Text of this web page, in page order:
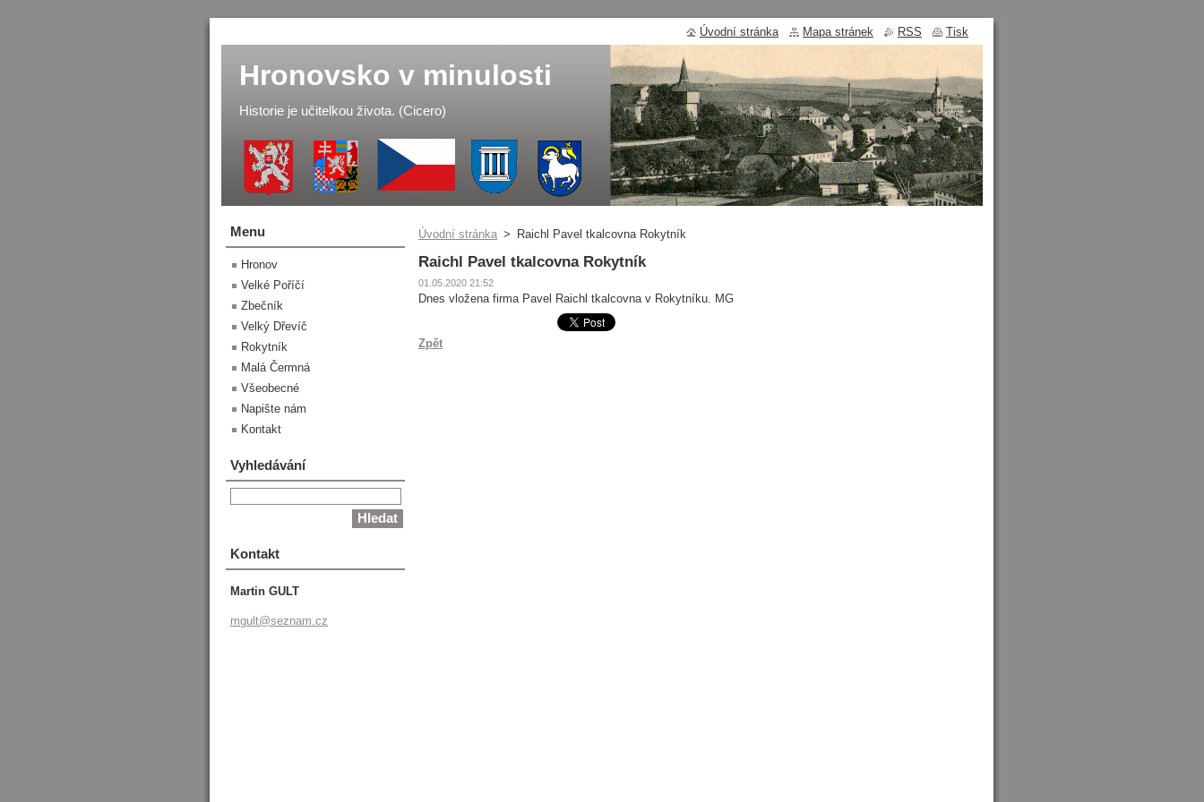
Hronovsko v minulosti
Historie je učitelkou života. (Cicero)
Úvodní stránka > Raichl Pavel tkalcovna Rokytník
Raichl Pavel tkalcovna Rokytník
01.05.2020 21:52
Dnes vložena firma Pavel Raichl tkalcovna v Rokytníku. MG
Zpět
Menu
Hronov
Velké Poříčí
Zbečník
Velký Dřevíč
Rokytník
Malá Čermná
Všeobecné
Napište nám
Kontakt
Vyhledávání
Kontakt
Martin GULT
mgult@seznam.cz
Úvodní stránka Mapa stránek RSS Tisk